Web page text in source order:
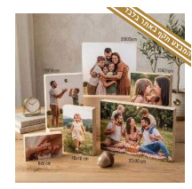
המבצע תקף באתר בלבד